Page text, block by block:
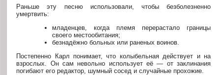
Раньше эту песню использовали, чтобы безболезненно
умертвить:
младенцев, когда племя перерастало границы
своего местообитания;
безнадёжно больных или раненых воинов.
Постепенно Карл понимает, что колыбельная действует и на
взрослых. Он сам невольно использует её — от заклинания
погибают его редактор, шумный сосед и случайные прохожие.